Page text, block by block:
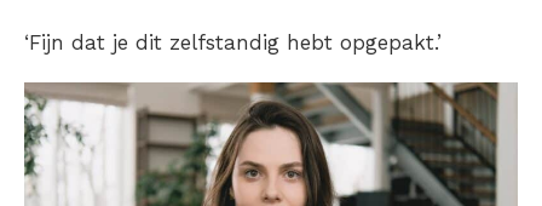
‘Fijn dat je dit zelfstandig hebt opgepakt.’